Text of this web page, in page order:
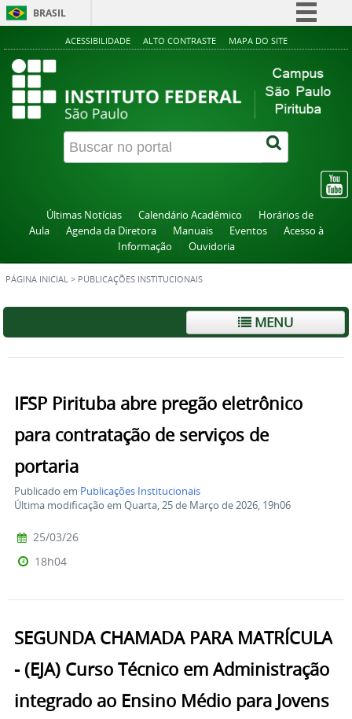
BRASIL
Simplifique!
Participe
Acesso à informação
Legislação
Canais
ACESSIBILIDADE ALTO CONTRASTE MAPA DO SITE
Últimas Notícias Calendário Acadêmico
Horários de
Aula
Agenda da Diretora Manuais Eventos
Acesso à
Informação
Ouvidoria
PÁGINA INICIAL > PUBLICAÇÕES INSTITUCIONAIS
MENU
IFSP Pirituba abre pregão eletrônico
para contratação de serviços de
portaria
Publicado em Publicações Institucionais
Última modificação em Quarta, 25 de Março de 2026, 19h06
25/03/26
18h04
SEGUNDA CHAMADA PARA MATRÍCULA
- (EJA) Curso Técnico em Administração
integrado ao Ensino Médio para Jovens